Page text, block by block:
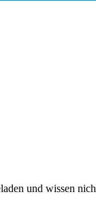
und wissen